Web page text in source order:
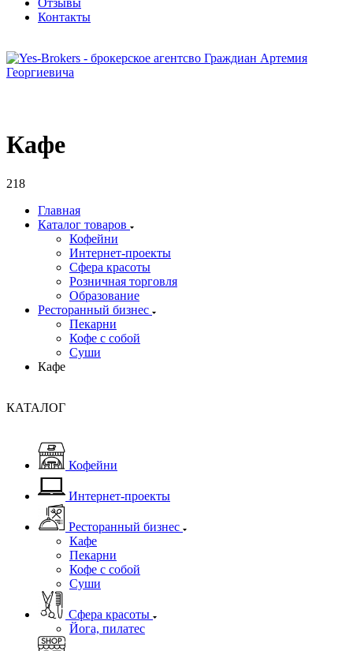
Отзывы
Контакты
Кафе
218
Главная
Каталог товаров
Кофейни
Интернет-проекты
Сфера красоты
Розничная торговля
Образование
Ресторанный бизнес
Пекарни
Кофе с собой
Суши
Кафе
КАТАЛОГ
Кофейни
Интернет-проекты
Ресторанный бизнес
Кафе
Пекарни
Кофе с собой
Суши
Сфера красоты
Йога, пилатес